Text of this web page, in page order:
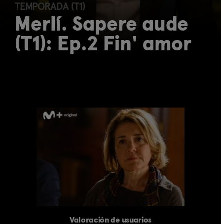
TEMPORADA (T1)
Merlí. Sapere aude
(T1): Ep.2 Fin' amor
Valoración de usuarios